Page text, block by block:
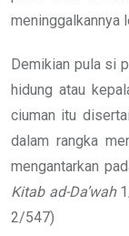
meninggalkannya
Demikian pula si
hidung atau
ciuman itu disertai
dalam rangka
mengantarkan
Kitab ad-Da’wah
2/547)